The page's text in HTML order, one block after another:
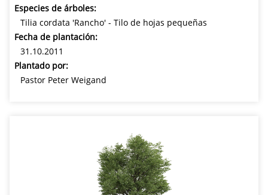
Especies de árboles:
Tilia cordata 'Rancho' - Tilo de hojas pequeñas
Fecha de plantación:
31.10.2011
Plantado por:
Pastor Peter Weigand